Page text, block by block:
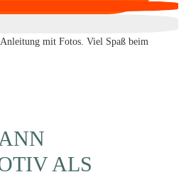
mit Fotos. Viel Spaß beim
ALS